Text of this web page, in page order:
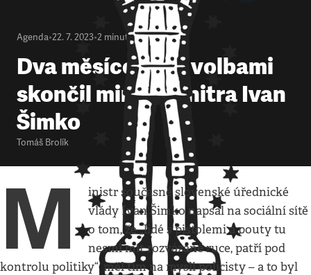
Agenda•22. 7. 2023•2 minuty
Dva měsíce před volbami
skončil ministr vnitra Ivan
Šimko
Tomáš Brolík
M
inistr současné slovenské úřednické
vlády Ivan Šimko napsal na sociální sítě
o tom, že „lidé s pistolemi a pouty tu
nesmí mít rozvázané ruce, patří pod
kontrolu politiky“, měl tím na mysli policisty – a to byl